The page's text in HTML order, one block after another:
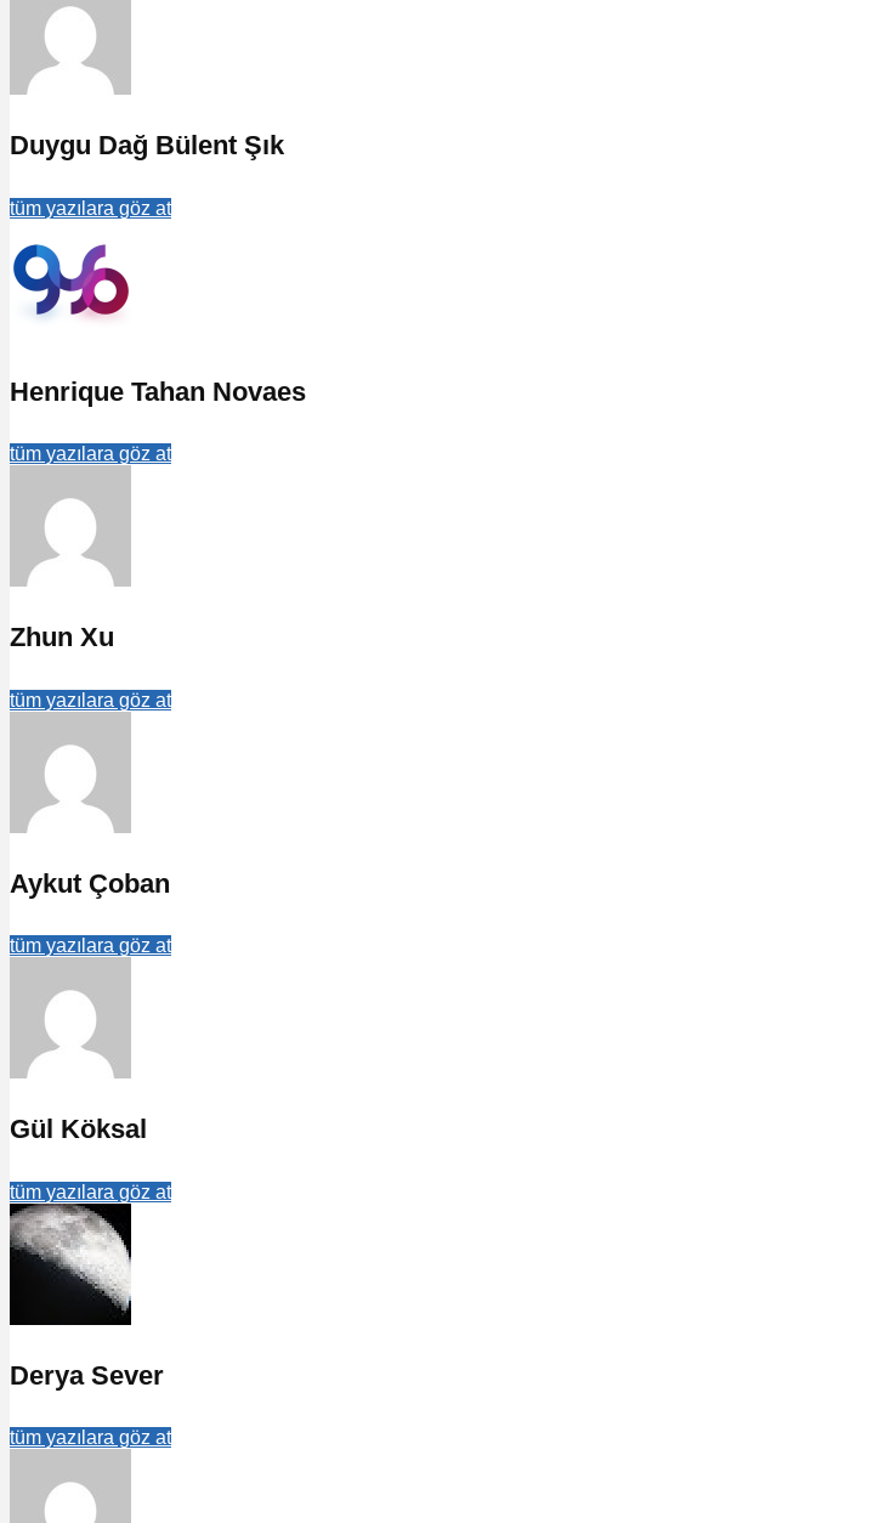
Duygu Dağ Bülent Şık
tüm yazılara göz at
Henrique Tahan Novaes
tüm yazılara göz at
Zhun Xu
tüm yazılara göz at
Aykut Çoban
tüm yazılara göz at
Gül Köksal
tüm yazılara göz at
Derya Sever
tüm yazılara göz at